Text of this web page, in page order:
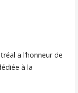
a l’honneur de
à la